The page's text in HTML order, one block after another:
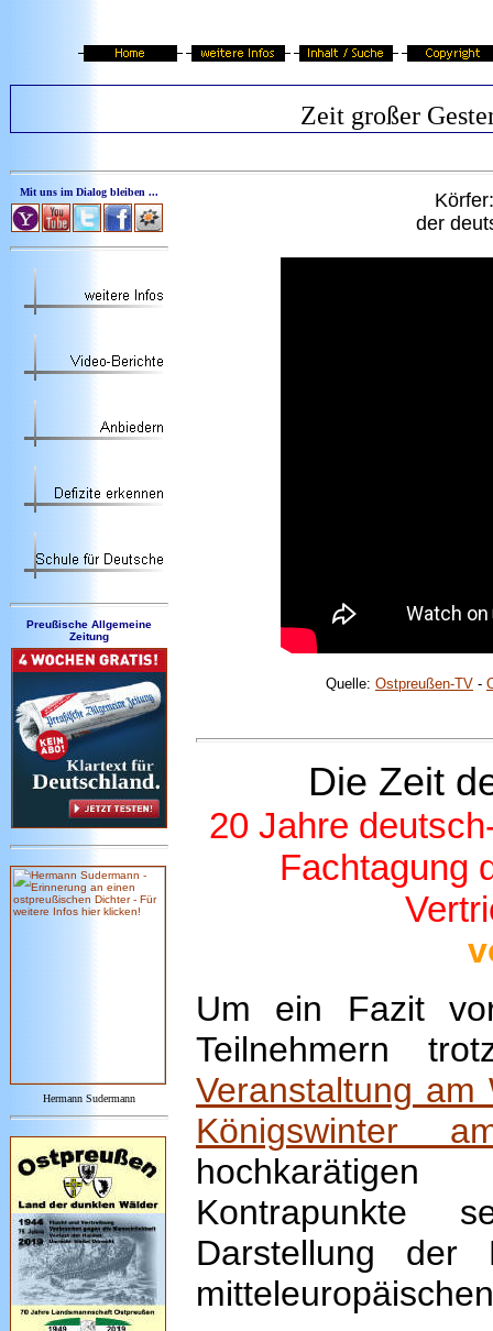
Zeit großer
Mit uns im Dialog bleiben ...
Preußische Allgemeine
Zeitung
Hermann Sudermann
Körfer
der
Quelle: Ostpreußen-TV -
Die Zeit
20 Jahre
Fachtagung
Um ein Fazit
Teilnehmern
Veranstaltung
Königswinter
hochkarätigen
Kontrapunkte
Darstellung der